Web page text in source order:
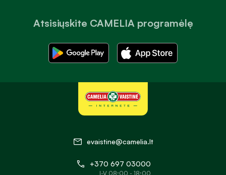
Atsisiųskite CAMELIA programėlę
evaistine@camelia.lt
+370 697 03000
I-V 08:00 - 18:00